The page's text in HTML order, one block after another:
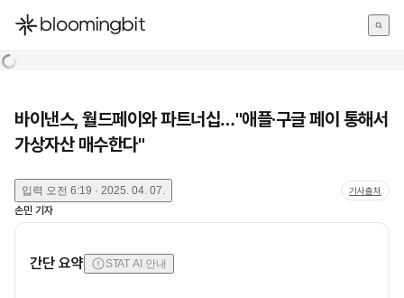
한국어
바이낸스, 월드페이와 파트너십…"애플·구글 페이 통해서
가상자산 매수한다"
입력 오전 6:19 · 2025. 04. 07. 기사출처
손민 기자
간단 요약 STAT AI 안내